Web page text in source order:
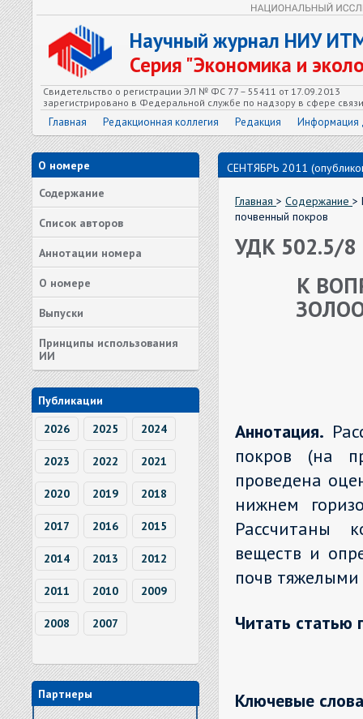
Научный журнал НИУ
Серия "Экономика и
Свидетельство о регистрации ЭЛ № ФС 77 – 55411 от 17.09.2013
зарегистрировано в Федеральной службе по надзору в сфере
Главная Редакционная коллегия Редакция Информация
О номере
Содержание
Список авторов
Аннотации номера
О номере
Выпуски
Принципы использования
ИИ
Публикации
2026
2025 2024
2023 2022 2021
2020 2019 2018
2017 2016 2015
2014 2013 2012
2011 2010 2009
2008 2007
Партнеры
СЕНТЯБРЬ 2011
Главная > Содержание >
почвенный покров
УДК 502.5/8
К
Аннотация.
покров (на
проведена
нижнем
Рассчитаны
веществ и
почв
Читать статью
Ключевые